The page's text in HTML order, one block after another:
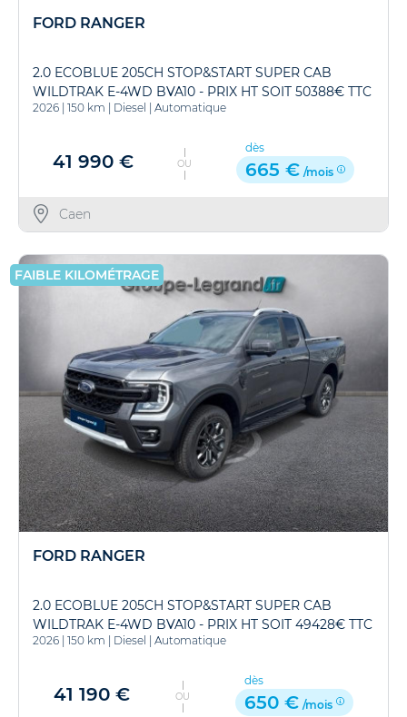
FORD RANGER
2.0 ECOBLUE 205CH STOP&START SUPER CAB
WILDTRAK E-4WD BVA10 - PRIX HT SOIT 50388€ TTC
2026 150 km Diesel Automatique
41 990 € OU
dès
665 € /mois
Caen
FAIBLE KILOMÉTRAGE
FORD RANGER
2.0 ECOBLUE 205CH STOP&START SUPER CAB
WILDTRAK E-4WD BVA10 - PRIX HT SOIT 49428€ TTC
2026 | 150 km | Diesel | Automatique
41 190 € OU
dès
650 € /mois